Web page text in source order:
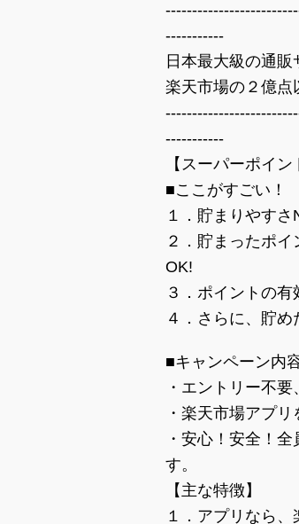
-----------
日本最大級の通販
楽天市場の２億点
-----------
【スーパーポイ
■ここがすごい！
１．貯まりやす
２．貯まったポ
OK!
３．ポイントの有
４．さらに、貯め
■キャンペーン内
・エントリー不
・楽天市場アプ
・安心！安全！
す。
【主な特徴】
１．アプリなら、